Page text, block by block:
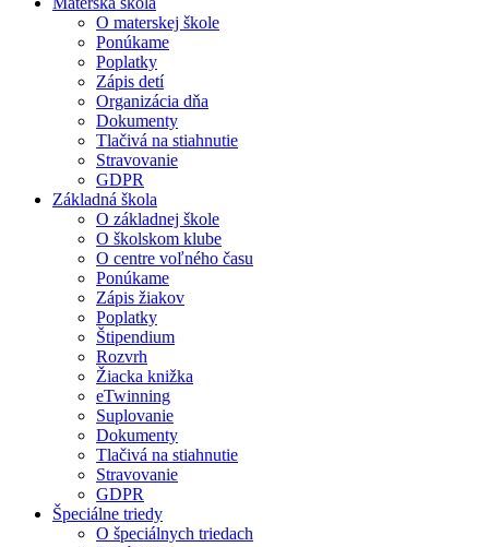
O materskej škole
Ponúkame
Poplatky
Zápis detí
Organizácia dňa
Dokumenty
Tlačivá na stiahnutie
Stravovanie
GDPR
Základná škola
O základnej škole
O školskom klube
O centre voľného času
Ponúkame
Zápis žiakov
Poplatky
Štipendium
Rozvrh
Žiacka knižka
eTwinning
Suplovanie
Dokumenty
Tlačivá na stiahnutie
Stravovanie
GDPR
Špeciálne triedy
O špeciálnych triedach